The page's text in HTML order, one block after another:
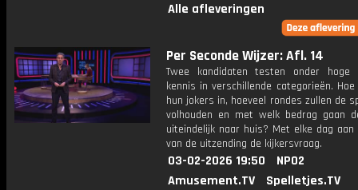
Alle afleveringen
Per Seconde Wijzer: Afl. 14
Twee kandidaten testen onder hoge
kennis in verschillende categorieën.
hun jokers in, hoeveel rondes zullen de
volhouden en met welk bedrag gaan
uiteindelijk naar huis? Met elke dag
van de uitzending de kijkersvraag.
03-02-2026 19:50
NPO2
Amusement.TV
Spelletjes.TV